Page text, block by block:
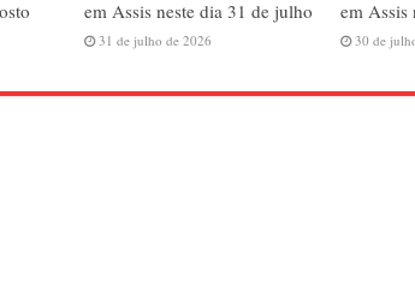
em Assis neste dia 31 de julho
31 de julho de 2026
em Assis
30 de